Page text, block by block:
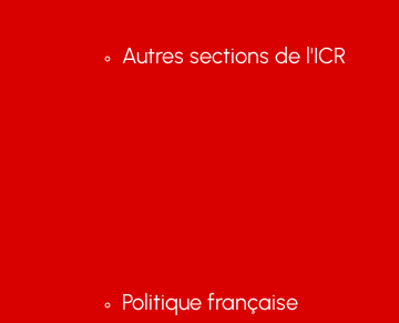
Autres sections de l'ICR
Politique française